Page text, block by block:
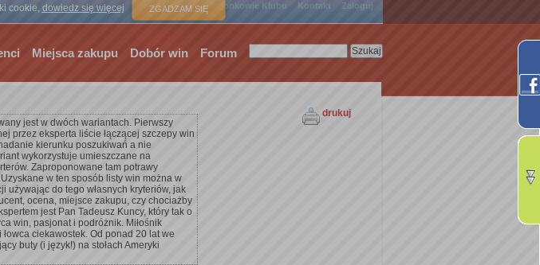
cookie, dowiedz się więcej ZGADZAM SIĘ
Strona główna Członkowie Klubu Kontakt Zaloguj
Miejsca zakupu Dobór win Forum
drukuj
jest w dwóch wariantach. Pierwszy
przez eksperta liście łączącej szczepy win
kierunku poszukiwań a nie
wykorzystuje umieszczane na
Zaproponowane tam potrawy
w ten sposób listy win można w
używając do tego własnych kryteriów, jak
ocena, miejsce zakupu, czy chociażby
jest Pan Tadeusz Kuncy, który tak o
win, pasjonat i podróżnik. Miłośnik
ciekawostek. Od ponad 20 lat we
buty (i język!) na stołach Ameryki